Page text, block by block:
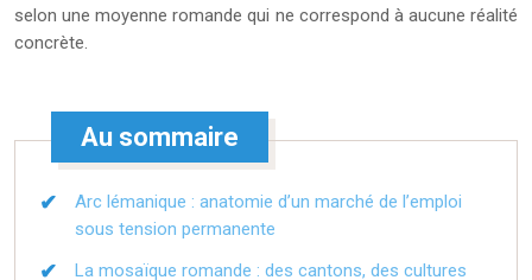
selon une moyenne romande qui ne correspond à aucune réalité
concrète.
Au sommaire
Arc lémanique : anatomie d’un marché de l’emploi
sous tension permanente
La mosaïque romande : des cantons, des cultures